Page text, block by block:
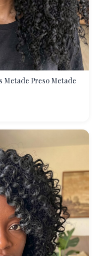
Metade Preso Metade